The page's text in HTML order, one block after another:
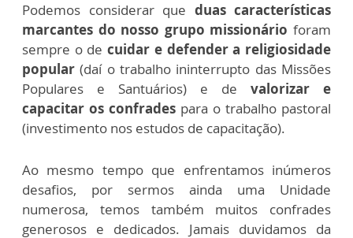
Podemos considerar que duas características
marcantes do nosso grupo missionário foram
sempre o decuidar e defender a religiosidade
popular (daí o trabalho ininterrupto das Missões
Populares e Santuários) e de valorizar e
capacitar os confrades para o trabalho pastoral
(investimento nos estudos de capacitação).
Ao mesmo tempo que enfrentamos inúmeros
desafios, por sermos ainda uma Unidade
numerosa, temos também muitos confrades
generosos e dedicados. Jamais duvidamos da